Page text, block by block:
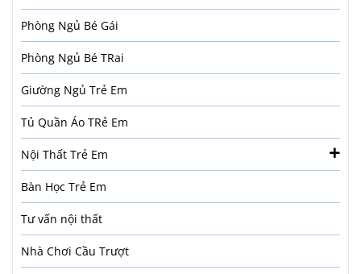
Phòng Ngủ Bé Gái
Phòng Ngủ Bé TRai
Giường Ngủ Trẻ Em
Tủ Quần Áo TRẻ Em
Nội Thất Trẻ Em
Bàn Học Trẻ Em
Tư vấn nội thất
Nhà Chơi Cầu Trượt